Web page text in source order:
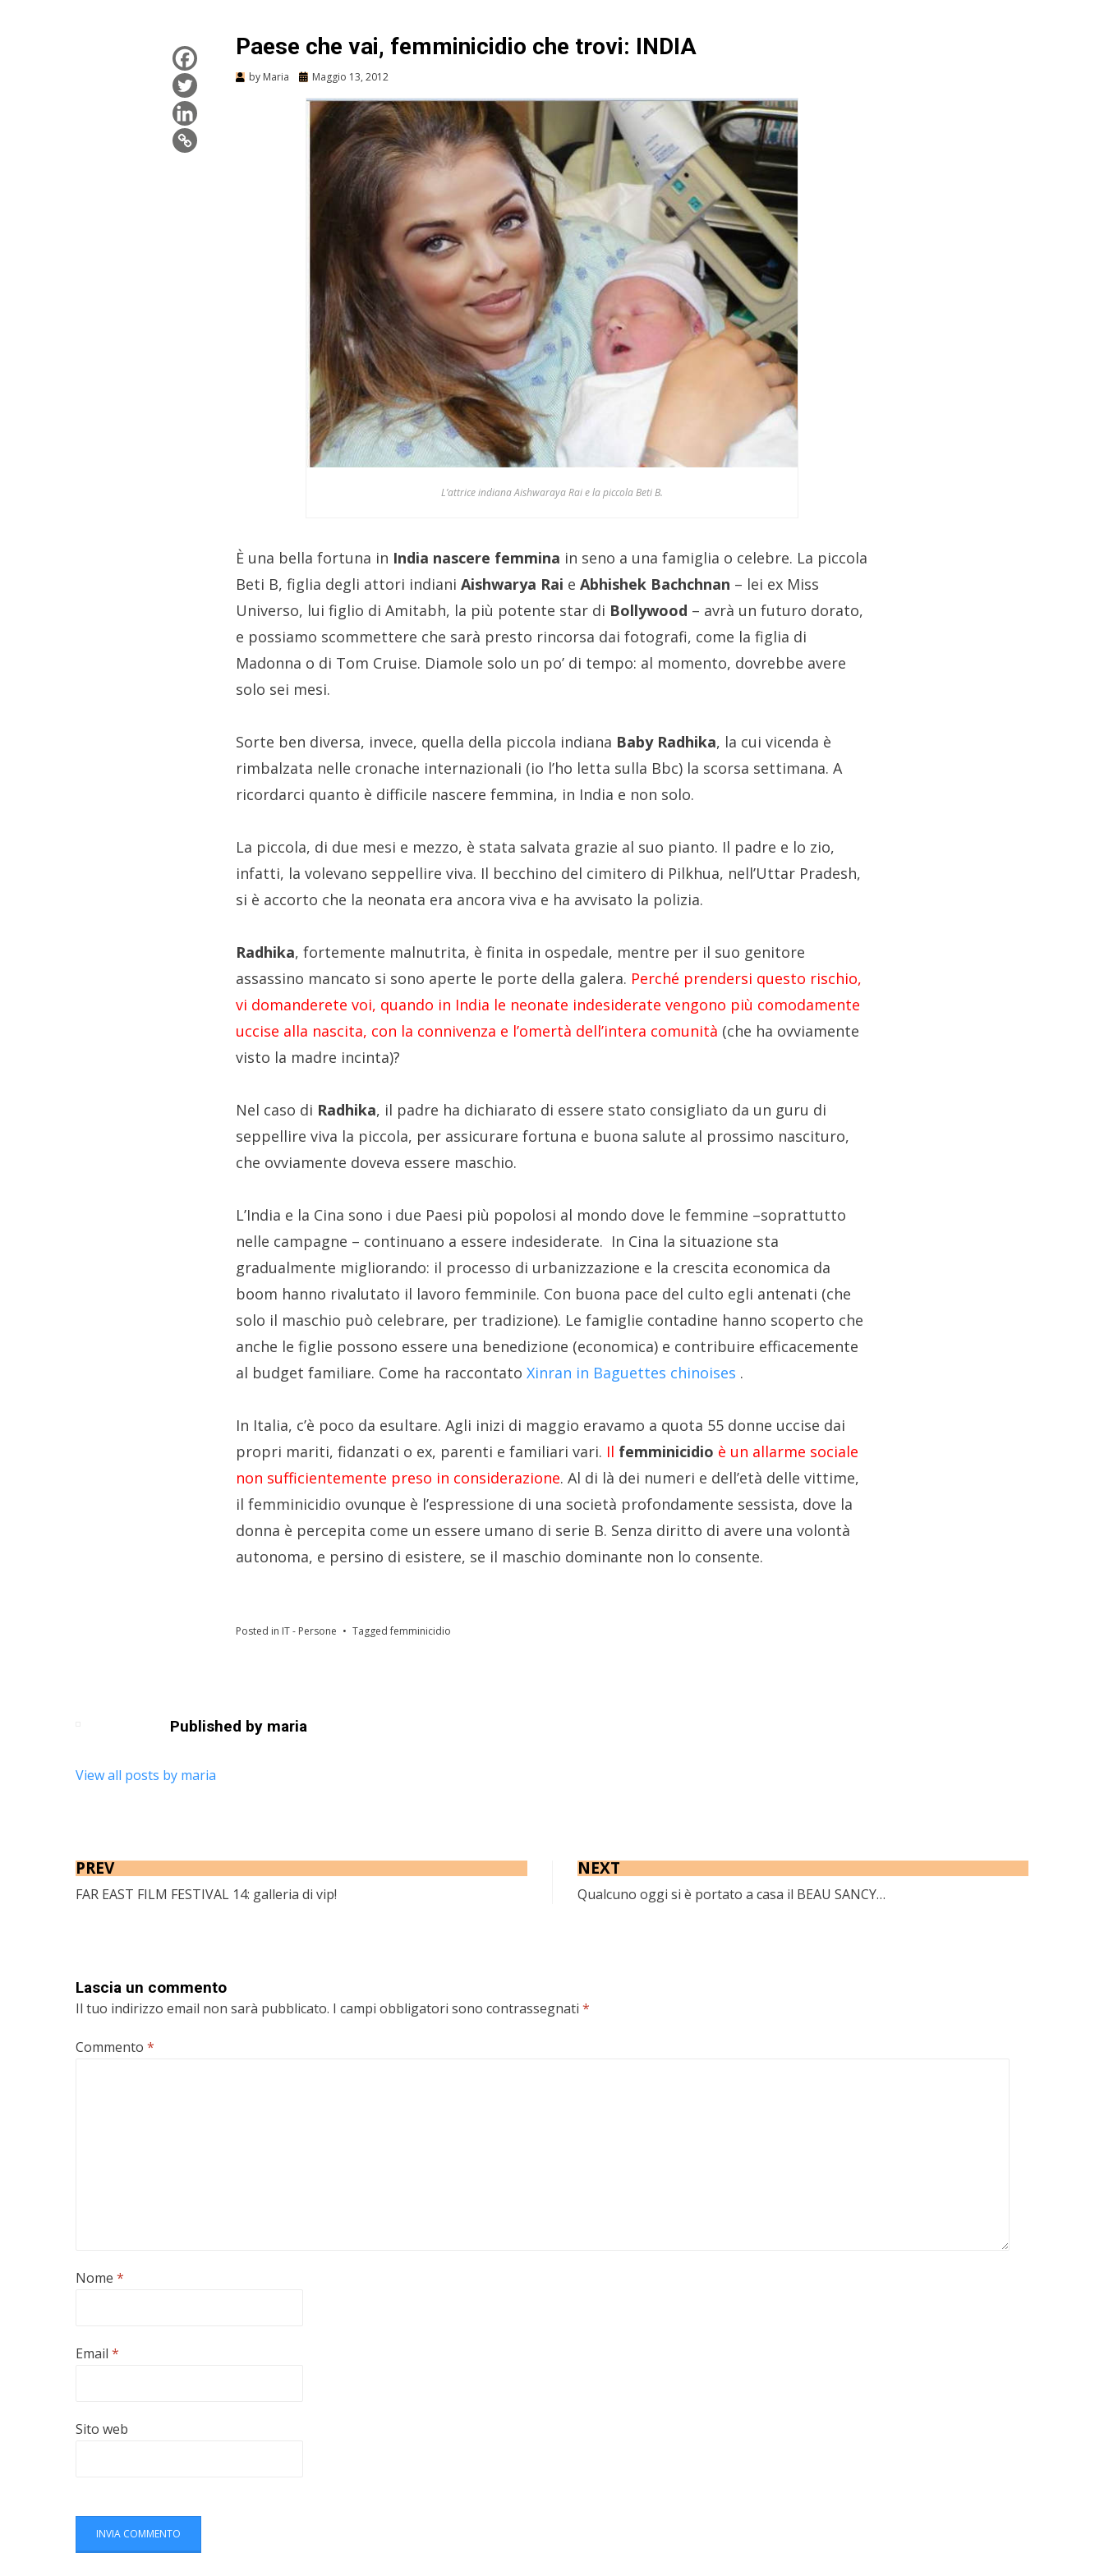
Paese che vai, femminicidio che trovi: INDIA
by Maria Maggio 13, 2012
L’attrice indiana Aishwaraya Rai e la piccola Beti B.
È una bella fortuna in India nascere femmina in seno a una famiglia o celebre. La piccola
Beti B, figlia degli attori indiani Aishwarya Rai e Abhishek Bachchnan – lei ex Miss
Universo, lui figlio di Amitabh, la più potente star di Bollywood – avrà un futuro dorato,
e possiamo scommettere che sarà presto rincorsa dai fotografi, come la figlia di
Madonna o di Tom Cruise. Diamole solo un po’ di tempo: al momento, dovrebbe avere
solo sei mesi.
Sorte ben diversa, invece, quella della piccola indiana Baby Radhika, la cui vicenda è
rimbalzata nelle cronache internazionali (io l’ho letta sulla Bbc) la scorsa settimana. A
ricordarci quanto è difficile nascere femmina, in India e non solo.
La piccola, di due mesi e mezzo, è stata salvata grazie al suo pianto. Il padre e lo zio,
infatti, la volevano seppellire viva. Il becchino del cimitero di Pilkhua, nell’Uttar Pradesh,
si è accorto che la neonata era ancora viva e ha avvisato la polizia.
Radhika, fortemente malnutrita, è finita in ospedale, mentre per il suo genitore
assassino mancato si sono aperte le porte della galera. Perché prendersi questo rischio,
vi domanderete voi, quando in India le neonate indesiderate vengono più comodamente
uccise alla nascita, con la connivenza e l’omertà dell’intera comunità (che ha ovviamente
visto la madre incinta)?
Nel caso di Radhika, il padre ha dichiarato di essere stato consigliato da un guru di
seppellire viva la piccola, per assicurare fortuna e buona salute al prossimo nascituro,
che ovviamente doveva essere maschio.
L’India e la Cina sono i due Paesi più popolosi al mondo dove le femmine –soprattutto
nelle campagne – continuano a essere indesiderate. In Cina la situazione sta
gradualmente migliorando: il processo di urbanizzazione e la crescita economica da
boom hanno rivalutato il lavoro femminile. Con buona pace del culto egli antenati (che
solo il maschio può celebrare, per tradizione). Le famiglie contadine hanno scoperto che
anche le figlie possono essere una benedizione (economica) e contribuire efficacemente
al budget familiare. Come ha raccontato Xinran in Baguettes chinoises .
In Italia, c’è poco da esultare. Agli inizi di maggio eravamo a quota 55 donne uccise dai
propri mariti, fidanzati o ex, parenti e familiari vari. Il femminicidio è un allarme sociale
non sufficientemente preso in considerazione. Al di là dei numeri e dell’età delle vittime,
il femminicidio ovunque è l’espressione di una società profondamente sessista, dove la
donna è percepita come un essere umano di serie B. Senza diritto di avere una volontà
autonoma, e persino di esistere, se il maschio dominante non lo consente.
Posted in IT - Persone Taggedfemminicidio
Published by maria
View all posts by maria
PREV
FAR EAST FILM FESTIVAL 14: galleria di vip!
NEXT
Qualcuno oggi si è portato a casa il BEAU SANCY…
Lascia un commento
Il tuo indirizzo email non sarà pubblicato. I campi obbligatori sono contrassegnati *
Commento *
Nome *
Email *
Sito web